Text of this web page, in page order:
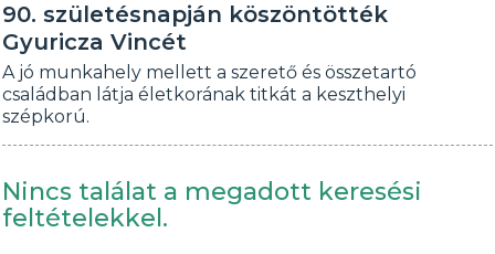
90. születésnapján köszöntötték
Gyuricza Vincét
A jó munkahely mellett a szerető és összetartó
családban látja életkorának titkát a keszthelyi
szépkorú.
Nincs találat a megadott keresési
feltételekkel.